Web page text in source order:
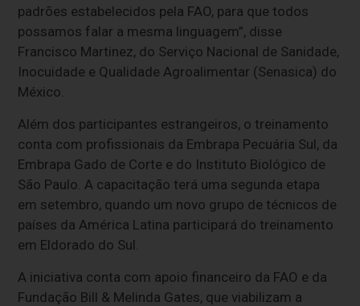
padrões estabelecidos pela FAO, para que todos
possamos falar a mesma linguagem”, disse
Francisco Martinez, do Serviço Nacional de Sanidade,
Inocuidade e Qualidade Agroalimentar (Senasica) do
México.
Além dos participantes estrangeiros, o treinamento
conta com profissionais da Embrapa Pecuária Sul, da
Embrapa Gado de Corte e do Instituto Biológico de
São Paulo. A capacitação terá uma segunda etapa
em setembro, quando um novo grupo de técnicos de
países da América Latina participará do treinamento
em Eldorado do Sul.
A iniciativa conta com apoio financeiro da FAO e da
Fundação Bill & Melinda Gates, que viabilizam a